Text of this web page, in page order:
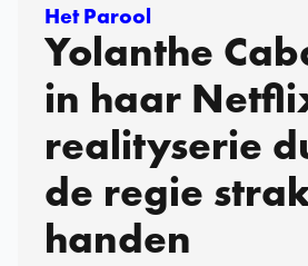
Het Parool
Yolanthe
in haar
realityserie
de regie
handen